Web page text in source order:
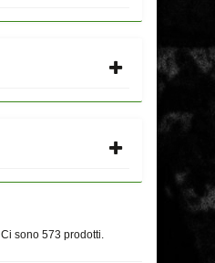
Ci sono 573 prodotti.